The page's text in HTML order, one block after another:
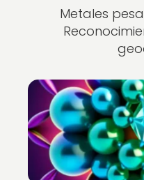
Metales